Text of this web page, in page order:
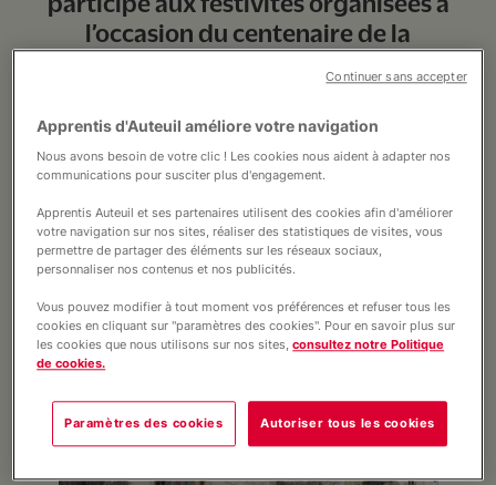
Pré-inscription
Actualités
l’occasion du centenaire de la
Callo, à Rennes en décembre dernier.
Ce voyage scolaire fut une occasion
idéale pour ces 6 garçons et ces 6 filles
de découvrir la vie de cette grande
figure rennaise et saint patron de leur
collège, mort le 19 mars 1945 au camp
de déportation de Mauthausen en
Autriche.
Apprentis d'Auteuil améliore votre navigation
Nous avons besoin de votre clic ! Les cookies nous aident à adapter nos
communications pour susciter plus d'engagement.
Apprentis Auteuil et ses partenaires utilisent des cookies afin d'améliorer
votre navigation sur nos sites, réaliser des statistiques de visites, vous
permettre de partager des éléments sur les réseaux sociaux,
personnaliser nos contenus et nos publicités.
Vous pouvez modifier à tout moment vos préférences et refuser tous les
cookies en cliquant sur "paramètres des cookies". Pour en savoir plus sur
les cookies que nous utilisons sur nos sites,consultez notre Politique
de cookies.
Paramètres des cookies Autoriser tous les cookies
Continuer sans accepter